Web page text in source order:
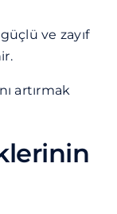
ve zayıf
artırmak